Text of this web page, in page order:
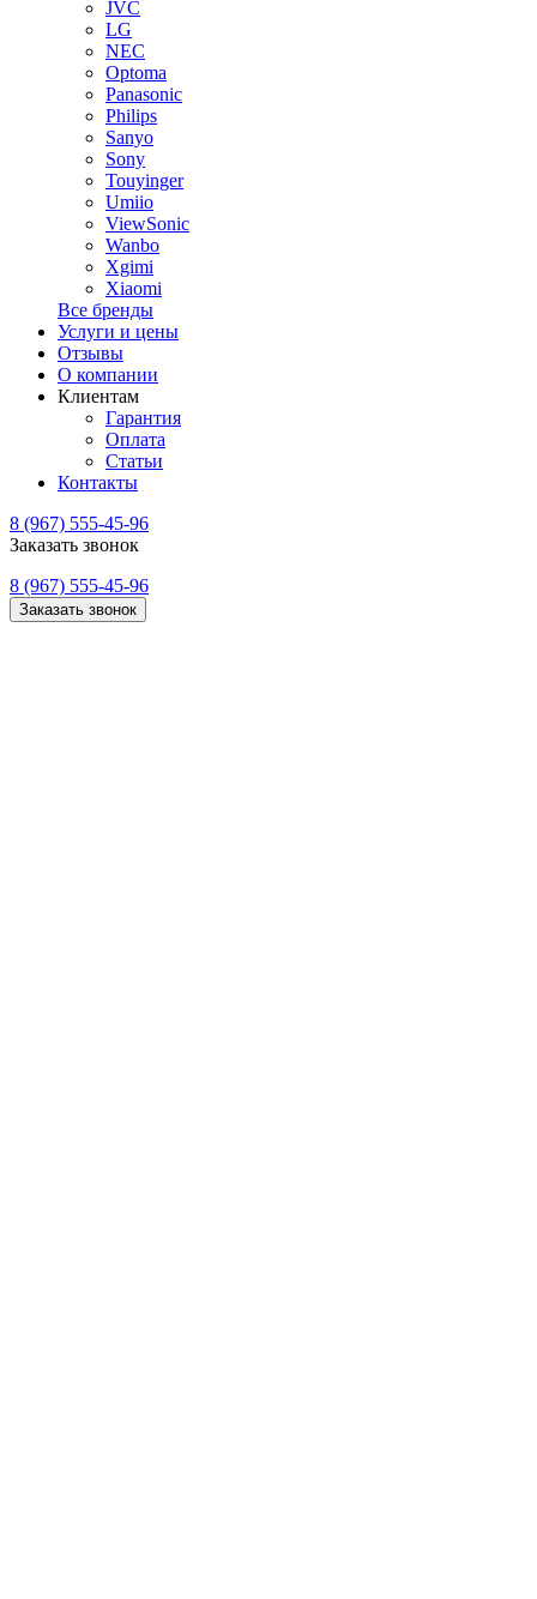
JVC
LG
NEC
Optoma
Panasonic
Philips
Sanyo
Sony
Touyinger
Umiio
ViewSonic
Wanbo
Xgimi
Xiaomi
Все бренды
Услуги и цены
Отзывы
О компании
Клиентам
Гарантия
Оплата
Статьи
Контакты
8 (967) 555-45-96
Заказать звонок
8 (967) 555-45-96
Заказать звонок